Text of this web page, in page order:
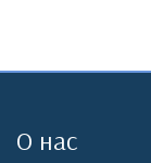
О нас